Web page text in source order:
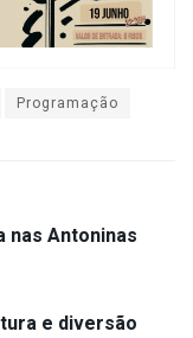
Programação
nas Antoninas
e diversão